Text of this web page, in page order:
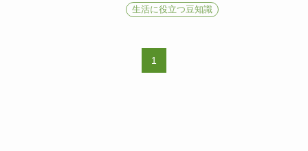
生活に役立つ豆知識
1